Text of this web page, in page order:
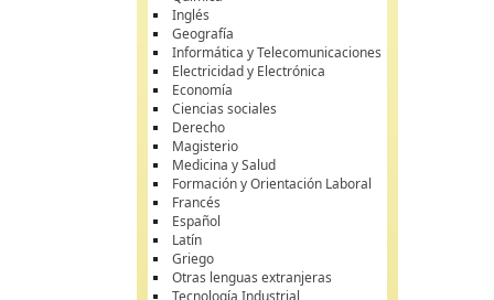
Inglés
Geografía
Informática y Telecomunicaciones
Electricidad y Electrónica
Economía
Ciencias sociales
Derecho
Magisterio
Medicina y Salud
Formación y Orientación Laboral
Francés
Español
Latín
Griego
Otras lenguas extranjeras
Tecnología Industrial